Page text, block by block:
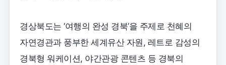
경상북도는 ‘여행의 완성 경북’을 주제로 천혜의
자연경관과 풍부한 세계유산 자원, 레트로 감성의
경북형 워케이션, 야간관광 콘텐츠 등 경북의